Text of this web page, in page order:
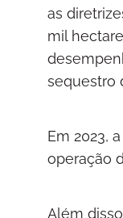
as
mil
sequestro
Em 2023,
operação
Além